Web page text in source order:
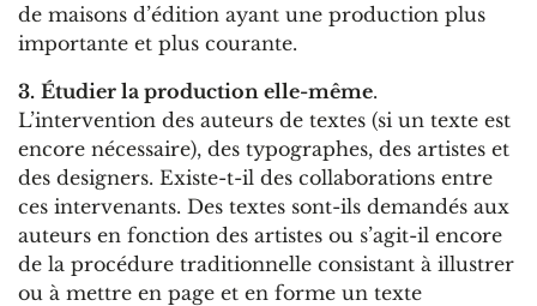
de maisons d’édition ayant une production plus
importante et plus courante.
3. Étudier la production elle-même.
L’intervention des auteurs de textes (si un texte est
encore nécessaire), des typographes, des artistes et
des designers. Existe-t-il des collaborations entre
ces intervenants. Des textes sont-ils demandés aux
auteurs en fonction des artistes ou s’agit-il encore
de la procédure traditionnelle consistant à illustrer
ou à mettre en page et en forme un texte